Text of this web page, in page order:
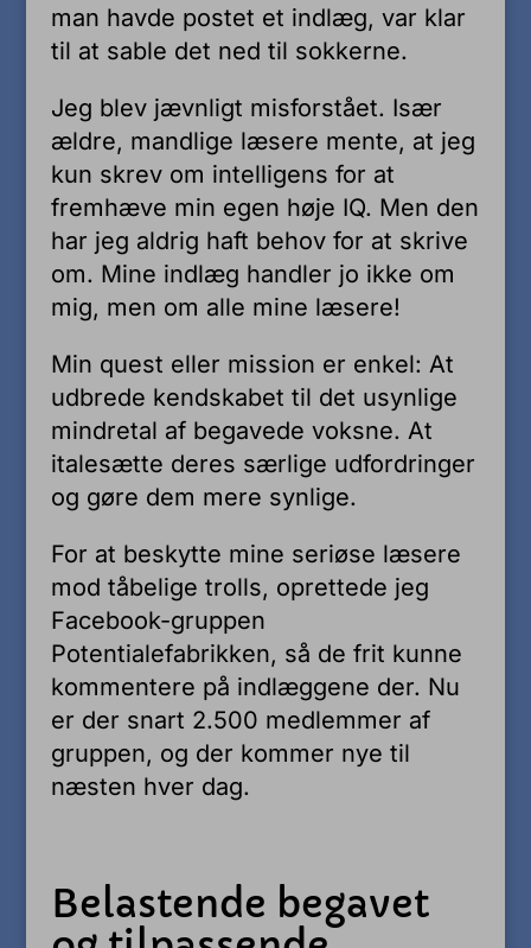
man havde postet et indlæg, var klar
til at sable det ned til sokkerne.
Jeg blev jævnligt misforstået. Især
ældre, mandlige læsere mente, at jeg
kun skrev om intelligens for at
fremhæve min egen høje IQ. Men den
har jeg aldrig haft behov for at skrive
om. Mine indlæg handler jo ikke om
mig, men om alle mine læsere!
Min quest eller mission er enkel: At
udbrede kendskabet til det usynlige
mindretal af begavede voksne. At
italesætte deres særlige udfordringer
og gøre dem mere synlige.
For at beskytte mine seriøse læsere
mod tåbelige trolls, oprettede jeg
Facebook-gruppen
Potentialefabrikken, så de frit kunne
kommentere på indlæggene der. Nu
er der snart 2.500 medlemmer af
gruppen, og der kommer nye til
næsten hver dag.
Belastende begavet